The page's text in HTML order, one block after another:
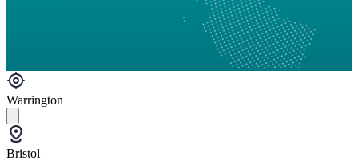
Warrington
Bristol